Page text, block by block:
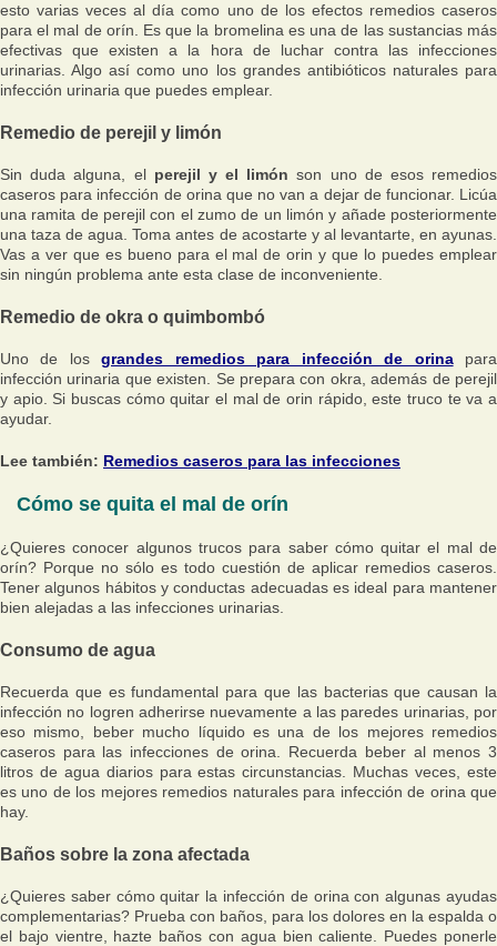
esto varias veces al día como uno de los efectos remedios caseros
para el mal de orín. Es que la bromelina es una de las sustancias más
efectivas que existen a la hora de luchar contra las infecciones
urinarias. Algo así como uno los grandes antibióticos naturales para
infección urinaria que puedes emplear.
Remedio de perejil y limón
Sin duda alguna, el perejil y el limón son uno de esos remedios
caseros para infección de orina que no van a dejar de funcionar. Licúa
una ramita de perejil con el zumo de un limón y añade posteriormente
una taza de agua. Toma antes de acostarte y al levantarte, en ayunas.
Vas a ver que es bueno para el mal de orin y que lo puedes emplear
sin ningún problema ante esta clase de inconveniente.
Remedio de okra o quimbombó
Uno de losgrandes remedios para infección de orinapara
infección urinaria que existen. Se prepara con okra, además de perejil
y apio. Si buscas cómo quitar el mal de orin rápido, este truco te va a
ayudar.
Lee también: Remedios caseros para las infecciones
Cómo se quita el mal de orín
¿Quieres conocer algunos trucos para saber cómo quitar el mal de
orín? Porque no sólo es todo cuestión de aplicar remedios caseros.
Tener algunos hábitos y conductas adecuadas es ideal para mantener
bien alejadas a las infecciones urinarias.
Consumo de agua
Recuerda que es fundamental para que las bacterias que causan la
infección no logren adherirse nuevamente a las paredes urinarias, por
eso mismo, beber mucho líquido es una de los mejores remedios
caseros para las infecciones de orina. Recuerda beber al menos 3
litros de agua diarios para estas circunstancias. Muchas veces, este
es uno de los mejores remedios naturales para infección de orina que
hay.
Baños sobre la zona afectada
¿Quieres saber cómo quitar la infección de orina con algunas ayudas
complementarias? Prueba con baños, para los dolores en la espalda o
el bajo vientre, hazte baños con agua bien caliente. Puedes ponerle